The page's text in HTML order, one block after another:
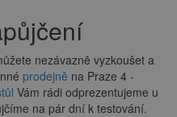
nezávazně vyzkoušet a
prodejně na Praze 4 -
Vám rádi odprezentujeme u
na pár dní k testování.